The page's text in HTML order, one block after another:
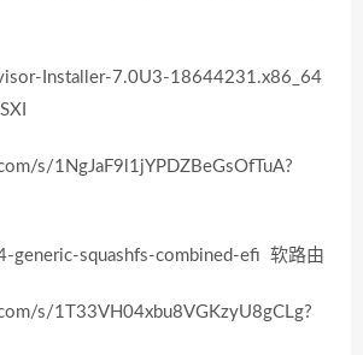
Installer-7.0U3-18644231.x86_64
s/1NgJaF9l1jYPDZBeGsOfTuA?
generic-squashfs-combined-efi 软路由
s/1T33VH04xbu8VGKzyU8gCLg?